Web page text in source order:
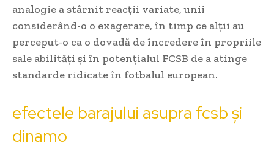
analogie a stârnit reacții variate, unii
considerând-o o exagerare, în timp ce alții au
perceput-o ca o dovadă de încredere în propriile
sale abilități și în potențialul FCSB de a atinge
standarde ridicate în fotbalul european.
efectele barajului asupra fcsb și
dinamo